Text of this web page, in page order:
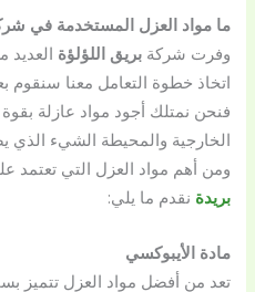
ما مواد العزل المستخدمة في
وفرت شركةبريق اللؤلؤة العديد
اتخاذ خطوة التعامل معنا سنقوم
فنحن نمتلك أجود مواد عازلة بقوة
الخارجية والمحيطة الشيء الذي
ومن أهم مواد العزل التي تعتمد
بريدة نقدم ما يلي:
مادة الأيبوكسي
تعد من أفضل مواد العزل تتميز